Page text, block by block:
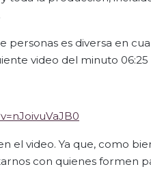
personas es diversa en
video del minuto 06:25
el video. Ya que, como
con quienes formen